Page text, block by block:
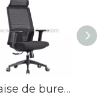
Chaise de bureau ergonomique en maille avec appui-tête, usine de chaises de bureau rembourrées tournantes en Chine